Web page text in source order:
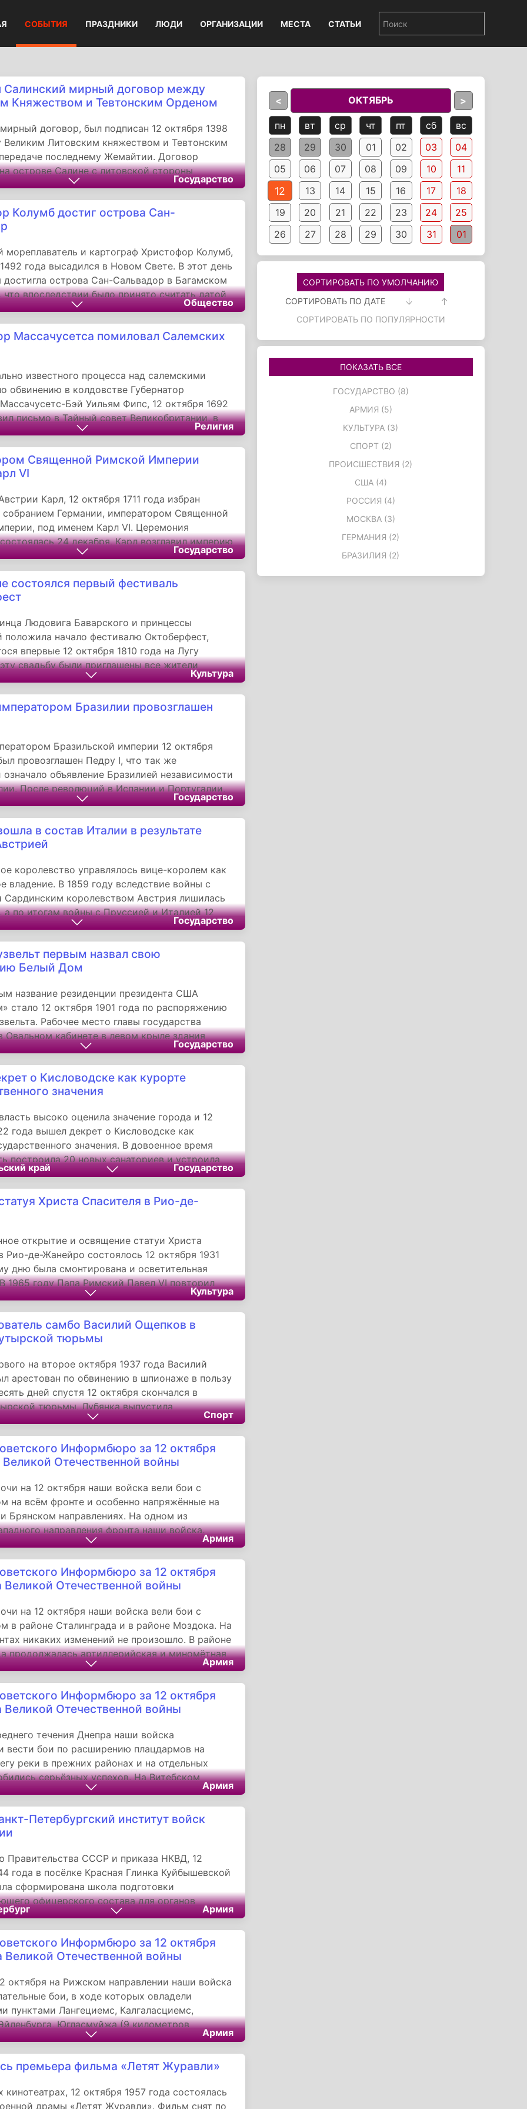
СОБЫТИЯ ПРАЗДНИКИ ЛЮДИ ОРГАНИЗАЦИИ МЕСТА СТАТЬИ
Салинский мирный договор между
Княжеством и Тевтонским Орденом
договор, был подписан 12 октября 1398
Великим Литовским княжеством и Тевтонским
последнему Жемайтии. Договор
острове Салине с литовской стороны
Витовт, а с тевтонской - гроссмейстерГосударство
Колумб достиг острова Сан-
мореплаватель и картограф Христофор Колумб,
года высадился в Новом Свете. В этот день
достигла острова Сан-Сальвадор в Багамском
что впоследствии было принято считать датой
Общество
Массачусетса помиловал Салемских
известного процесса над салемскими
обвинению в колдовстве Губернатор
Бэй Уильям Фипс, 12 октября 1692
письмо в Тайный совет Великобритании, в
о своем намерении вмешаться и
обвиняемых. Именно благодаря вмешательству
отправившего в отставку действующий суд,
делу было прекращено, а подозреваемые -
Религия
Священной Римской Империи
VI
Карл, 12 октября 1711 года избран
Германии, императором Священной
под именем Карл VI. Церемония
24 декабря. Карл возглавил империю
смерти от оспы не оставившего
старшего брата, Императора Иосифа I. Во
правления Карл издал «прагматическую
при неимении мужского потомства,
за своими наследниками
владения.
Государство
состоялся первый фестиваль
Людовига Баварского и принцессы
положила начало фестивалю Октоберфест,
впервые 12 октября 1810 года на Лугу
свадьбу были приглашены все жители
лилось рекой, а под конец праздника
скачки. К скачкам в следующем году добавился
с показом красивейших коней и быков,
на очередном празднике были установлены
Культура
Бразилии провозглашен
Бразильской империи 12 октября
провозглашен Педру I, что так же
означало объявление Бразилией независимости
После революций в Испании и Португалии,
как и во всей Латинской Америке, началось
Среди офицеров и жителей Рио-де-
много сторонников независимости. Педро
их планам, так что в его лице они видели
Государство
в состав Италии в результате
королевство управлялось вице-королем как
владение. В 1859 году вследствие войны с
Сардинским королевством Австрия лишилась
по итогам войны с Пруссией и Италией 12
года - Венеции. Обе области вошли в
королевство.
Государство
первым назвал свою
Белый Дом
название резиденции президента США
стало 12 октября 1901 года по распоряжению
Рабочее место главы государства
Овальном кабинете в левом крыле здания
года.
Государство
о Кисловодске как курорте
значения
высоко оценила значение города и 12
года вышел декрет о Кисловодске как
значения. В довоенное время
построила 20 новых санаториев и устроила
на базе частных дач. Были открыты новые
целебных вод.
край Государство
Христа Спасителя в Рио-де-
открытие и освящение статуи Христа
Рио-де-Жанейро состоялось 12 октября 1931
дню была смонтирована и осветительная
1965 году Папа Римский Павел VI повторил
грандиозной статуи, по этому
обновлена и осветительная установка.
Культура
самбо Василий Ощепков в
тюрьмы
на второе октября 1937 года Василий
арестован по обвинению в шпионаже в пользу
дней спустя 12 октября скончался в
тюрьмы. Лубянка выпустила
«Ощепков Василий Сергеевич достаточно
в том, что, проживая в СССР, занимается
пользу Японии... Гражданина Ощепкова
обвиняемого по статье 58 пункта 6.
под стражей». Великий боец
камере от стенокардии, но дело его живет и по
и дзюдо занимаются миллионы людей.
он был реабилитирован в 1957 году.
Спорт
Информбюро за 12 октября
Великой Отечественной войны
на 12 октября наши войска вели бои с
на всём фронте и особенно напряжённые на
Брянском направлениях. На одном из
направления фронта наши войска,
наступлению крупных частей противника,
значительные потери.
Армия
Информбюро за 12 октября
Великой Отечественной войны
на 12 октября наши войска вели бои с
в районе Сталинграда и в районе Моздока. На
никаких изменений не произошло. B районе
продолжалась артиллерийская и миномётная
Гвардейцы-миномётчики подбили и сожгли 7
и рассеяли скопление пехоты противника.
Армия
Информбюро за 12 октября
Великой Отечественной войны
течения Днепра наши войска
вести бои по расширению плацдармов на
реки в прежних районах и на отдельных
серьёзных успехов. На Витебском
наши войска продолжали наступление и
населённых пунктов.
Армия
Петербургский институт войск
Правительства СССР и приказа НКВД, 12
года в посёлке Красная Глинка Куйбышевской
сформирована школа подготовки
офицерского состава для органов
дел, в количестве 500 человек. Дата стала днем
Петербургского военного института
гвардии России.
Армия
Информбюро за 12 октября
Великой Отечественной войны
октября на Рижском направлении наши войска
бои, в ходе которых овладели
пунктами Лангециемс, Калгаласциемс,
Югласмуйжа (9 километров
Риги), Савели, Свалкани, Приедэ,
Вилцини, Нарневичи и железнодорожными
Балтэзерс, Сауреши, Салапилс.
Армия
премьера фильма «Летят Журавли»
кинотеатрах, 12 октября 1957 года состоялась
драмы «Летят Журавли». Фильм снят по
< ОКТЯБРЬ >
пн вт ср чт пт сб
вс
28
29 30 01 02 03
04
05
06 07 08 09 10 11
12 13 14 15 16 17
18
19
20 21 22 23 24
25
26
27 28 29 30 31 01
СОРТИРОВАТЬ ПО УМОЛЧАНИЮ
СОРТИРОВАТЬ ПО ДАТЕ
СОРТИРОВАТЬ ПО ПОПУЛЯРНОСТИ
ПОКАЗАТЬ ВСЕ
ГОСУДАРСТВО (8)
АРМИЯ (5)
КУЛЬТУРА (3)
СПОРТ (2)
ПРОИСШЕСТВИЯ (2)
США (4)
РОССИЯ (4)
МОСКВА (3)
ГЕРМАНИЯ (2)
БРАЗИЛИЯ (2)